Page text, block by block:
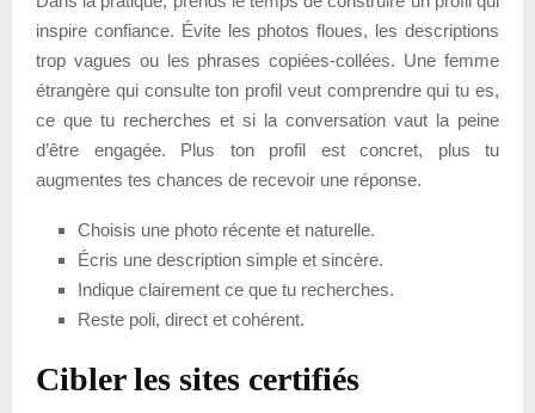
inspire confiance. Évite les photos floues, les descriptions
trop vagues ou les phrases copiées-collées. Une femme
étrangère qui consulte ton profil veut comprendre qui tu es,
ce que tu recherches et si la conversation vaut la peine
d’être engagée. Plus ton profil est concret, plus tu
augmentes tes chances de recevoir une réponse.
Choisis une photo récente et naturelle.
Écris une description simple et sincère.
Indique clairement ce que tu recherches.
Reste poli, direct et cohérent.
Cibler les sites certifiés